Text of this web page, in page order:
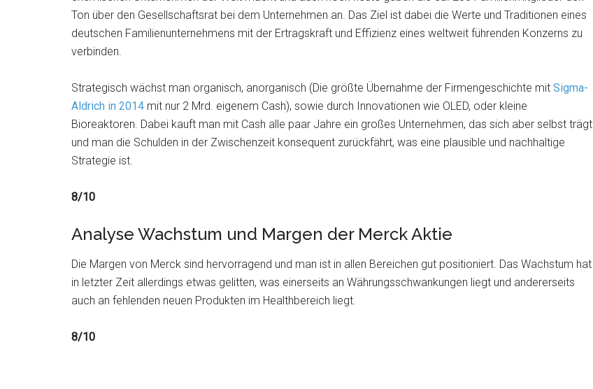
Ton über den Gesellschaftsrat bei dem Unternehmen an. Das Ziel ist dabei die Werte und Traditionen eines
deutschen Familienunternehmens mit der Ertragskraft und Effizienz eines weltweit führenden Konzerns zu
verbinden.
Strategisch wächst man organisch, anorganisch (Die größte Übernahme der Firmengeschichte mit Sigma-
Aldrich in 2014 mit nur 2 Mrd. eigenem Cash), sowie durch Innovationen wie OLED, oder kleine
Bioreaktoren. Dabei kauft man mit Cash alle paar Jahre ein großes Unternehmen, das sich aber selbst trägt
und man die Schulden in der Zwischenzeit konsequent zurückfährt, was eine plausible und nachhaltige
Strategie ist.
8/10
Analyse Wachstum und Margen der Merck Aktie
Die Margen von Merck sind hervorragend und man ist in allen Bereichen gut positioniert. Das Wachstum hat
in letzter Zeit allerdings etwas gelitten, was einerseits an Währungsschwankungen liegt und andererseits
auch an fehlenden neuen Produkten im Healthbereich liegt.
8/10